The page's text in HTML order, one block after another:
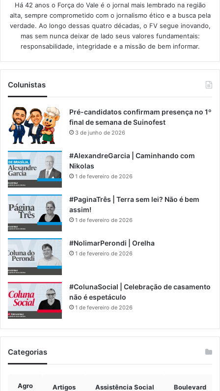
Há 42 anos o Força do Vale é o jornal mais lembrado na região
alta, sempre comprometido com o jornalismo ético e a busca pela
verdade. Ao longo dessas quatro décadas, o FV segue inovando,
mas sem nunca deixar de lado seus valores fundamentais:
responsabilidade, integridade e a missão de bem informar.​
Colunistas
Pré-candidatos confirmam presença no 1º
final de semana de Suinofest
3 de junho de 2026
#AlexandreGarcia | Caminhando com
Nikolas
1 de fevereiro de 2026
#PaginaTrês | Terra sem lei? Não é bem
assim!
1 de fevereiro de 2026
#NolimarPerondi | Orelha
1 de fevereiro de 2026
#ColunaSocial | Celebração de casamento
não é espetáculo
1 de fevereiro de 2026
Categorias
Agro Artigos Assistência Social Boulevard